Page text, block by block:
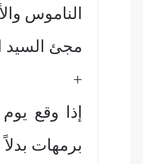
الناموس
مجئ السيد
+
برمهات